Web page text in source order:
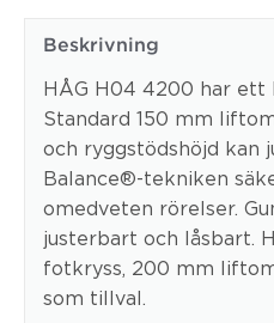
Beskrivning
HÅG H04 4200 har ett
Standard 150 mm
och ryggstödshöjd kan
Balance®-tekniken
omedveten rörelser.
justerbart och låsbart.
fotkryss, 200 mm
som tillval.